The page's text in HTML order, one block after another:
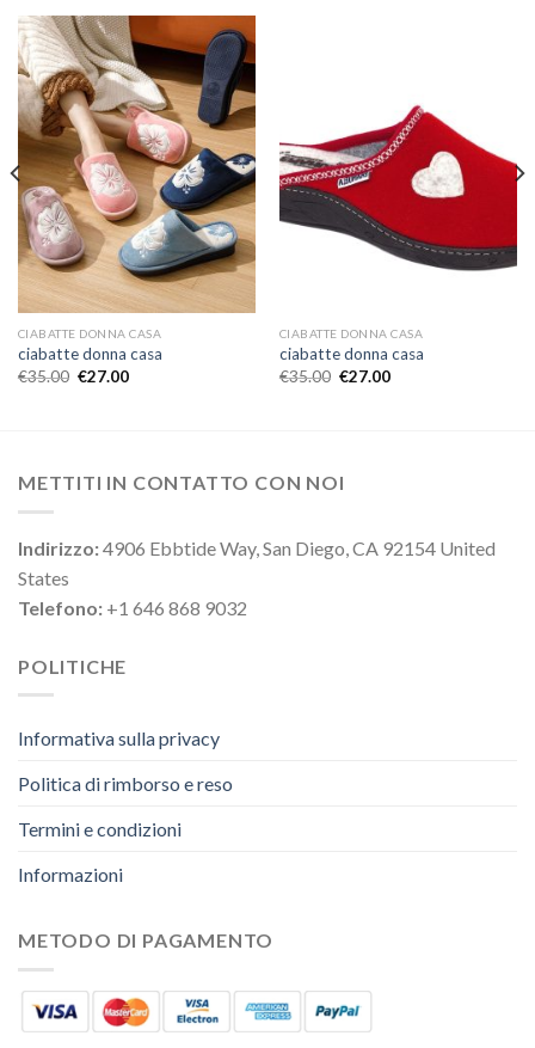
CIABATTE DONNA CASA
ciabatte donna casa
€35.00 €27.00
CIABATTE DONNA CASA
ciabatte donna casa
€35.00 €27.00
METTITI IN CONTATTO CON NOI
Indirizzo:4906 Ebbtide Way, San Diego, CA 92154 United
States
Telefono: +1 646 868 9032
POLITICHE
Informativa sulla privacy
Politica di rimborso e reso
Termini e condizioni
Informazioni
METODO DI PAGAMENTO